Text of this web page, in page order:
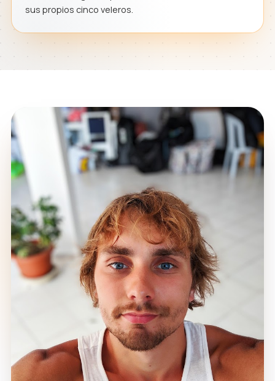
sus propios cinco veleros.